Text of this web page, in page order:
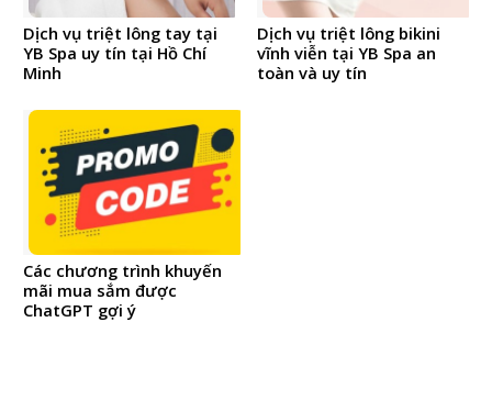
Dịch vụ triệt lông tay tại
YB Spa uy tín tại Hồ Chí
Minh
Dịch vụ triệt lông bikini
vĩnh viễn tại YB Spa an
toàn và uy tín
Các chương trình khuyến
mãi mua sắm được
ChatGPT gợi ý